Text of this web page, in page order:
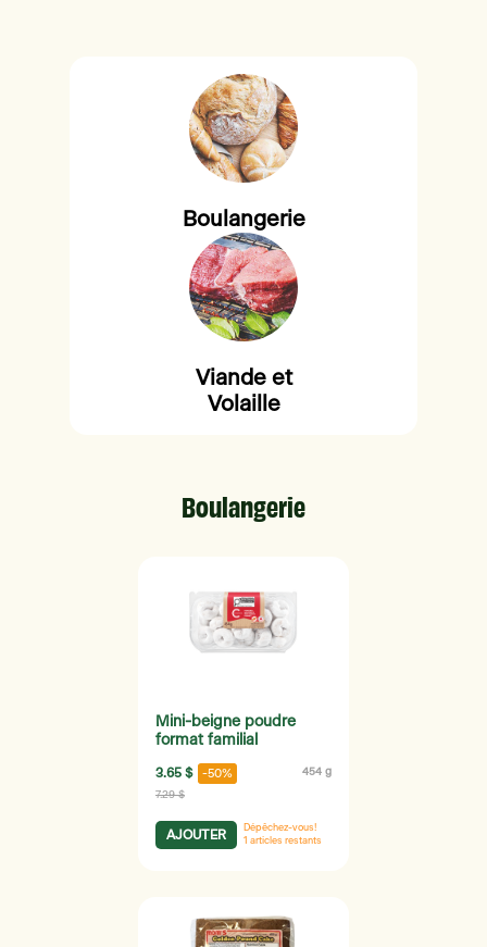
Boulangerie
Viande et
Volaille
Boulangerie
Mini-beigne poudre
format familial
3.65 $ -50% 454 g
7.29 $
AJOUTER
Dépêchez-vous!
1 articles restants